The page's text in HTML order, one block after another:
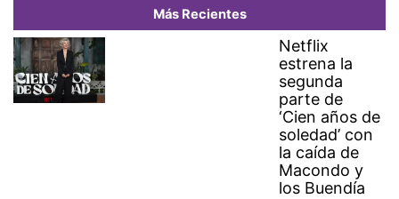
Más Recientes
Netflix
estrena la
segunda
parte de
‘Cien años de
soledad’ con
la caída de
Macondo y
los Buendía